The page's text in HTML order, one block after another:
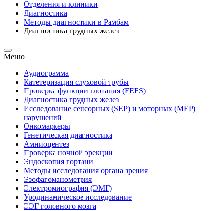
Отделения и клиники
Диагностика
Методы диагностики в Рамбам
Диагностика грудных желез
Меню
Аудиограмма
Катетеризация слуховой трубы
Проверка функции глотания (FEES)
Диагностика грудных желез
Исследование сенсорных (SEP) и моторных (MEP)
нарушений
Онкомаркеры
Генетическая диагностика
Амниоцентез
Проверка ночной эрекции
Эндоскопия гортани
Методы исследования органа зрения
Эзофагоманометрия
Электромиография (ЭМГ)
Уродинамическое исследование
ЭЭГ головного мозга